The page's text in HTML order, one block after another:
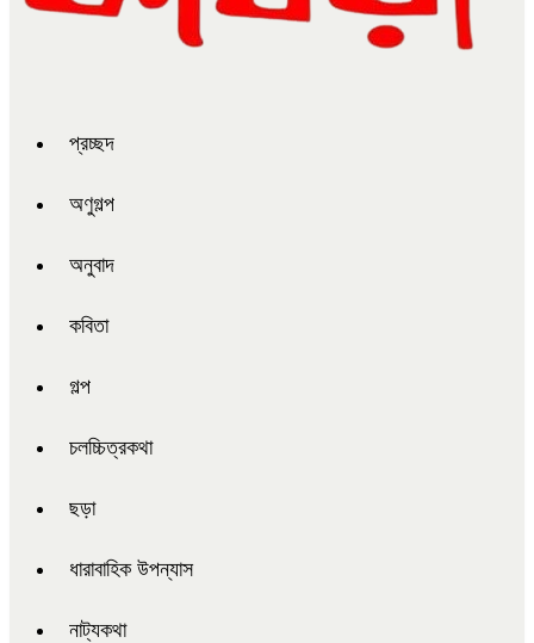
প্রচ্ছদ
অণুগল্প
অনুবাদ
কবিতা
গল্প
চলচ্চিত্রকথা
ছড়া
ধারাবাহিক উপন্যাস
নাট্যকথা